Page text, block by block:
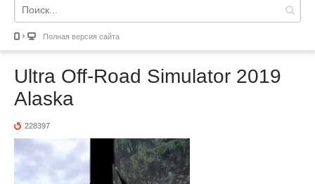
Полная версия сайта
Ultra Off-Road Simulator 2019
Alaska
228397